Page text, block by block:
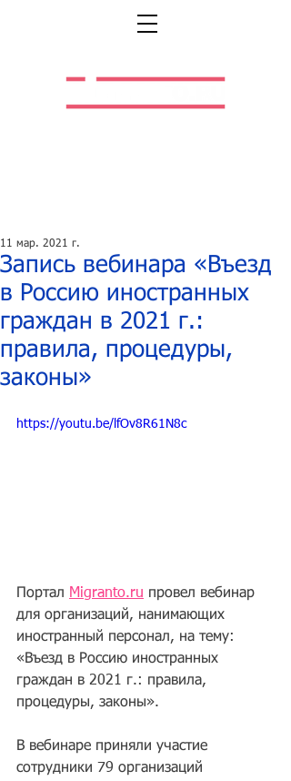
Запись вебинара «Въезд
в Россию иностранных
граждан в 2021 г.:
правила, процедуры,
законы»
11 мар. 2021 г.
https://youtu.be/lfOv8R61N8c
Портал Migranto.ru провел вебинар
для организаций, нанимающих
иностранный персонал, на тему:
«Въезд в Россию иностранных
граждан в 2021 г.: правила,
процедуры, законы».
В вебинаре приняли участие
сотрудники 79 организаций